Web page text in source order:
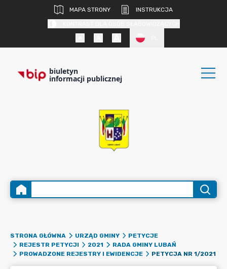
MAPA STRONY
INSTRUKCJA
biuletyn
informacji publicznej
STRONA GŁÓWNA URZĄD GMINY
PETYCJE
REJESTR PETYCJI
2021
RADA GMINY LUBAŃ
PROWADZONE REJESTRY I EWIDENCJE
PETYCJA NR 1/2021